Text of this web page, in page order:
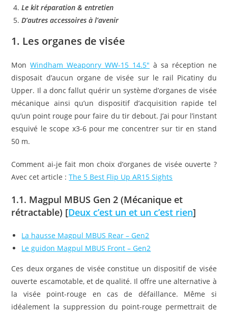
Le kit réparation & entretien
D’autres accessoires à l’avenir
1. Les organes de visée
MonWindham Weaponry WW-15 14.5″ à sa réception ne
disposait d’aucun organe de visée sur le rail Picatiny du
Upper. Il a donc fallut quérir un système d’organes de visée
mécanique ainsi qu’un dispositif d’acquisition rapide tel
qu’un point rouge pour faire du tir debout. J’ai pour l’instant
esquivé le scope x3-6 pour me concentrer sur tir en stand
50 m.
Comment ai-je fait mon choix d’organes de visée ouverte ?
Avec cet article :The 5 Best Flip Up AR15 Sights
1.1. Magpul MBUS Gen 2 (Mécanique et
rétractable) [Deux c’est un et un c’est rien]
La hausse Magpul MBUS Rear – Gen2
Le guidon Magpul MBUS Front – Gen2
Ces deux organes de visée constitue un dispositif de visée
ouverte escamotable, et de qualité. Il offre une alternative à
la visée point-rouge en cas de défaillance. Même si
idéalement la suppression du point-rouge permettrait de